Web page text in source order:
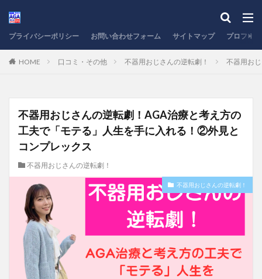
プライバシーポリシー お問い合わせフォーム サイトマップ プロフィ
HOME 口コミ・その他 不器用おじさんの逆転劇！ 不器用お
不器用おじさんの逆転劇！AGA治療と考え方の
工夫で「モテる」人生を手に入れる！②外見と
コンプレックス
不器用おじさんの逆転劇！
不器用おじさんの逆転劇！